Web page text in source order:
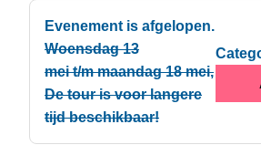
Evenement is afgelopen.
Woensdag 13
mei t/m maandag 18 mei,
De tour is voor langere
tijd beschikbaar!